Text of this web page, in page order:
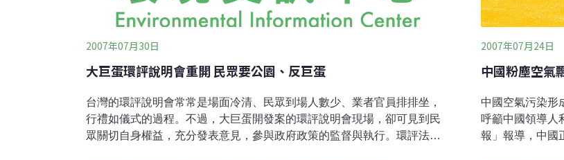
2007年07月30日
大巨蛋環評說明會重開 民眾要公園、反巨蛋
台灣的環評說明會常常是場面冷清、民眾到場人數少、業者官員排排坐，
行禮如儀式的過程。不過，大巨蛋開發案的環評說明會現場，卻可見到民
眾關切自身權益，充分發表意見，參與政府政策的監督與執行。環評法規
2007年07月24日
中國粉塵空氣
中國空氣污染形
呼籲中國領導人
報」報導，中國